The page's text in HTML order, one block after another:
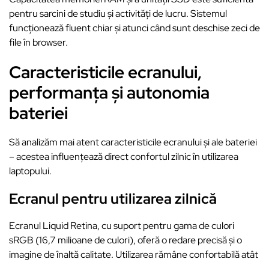
pentru sarcini de studiu și activități de lucru. Sistemul
funcționează fluent chiar și atunci când sunt deschise zeci de
file în browser.
Caracteristicile ecranului,
performanța și autonomia
bateriei
Să analizăm mai atent caracteristicile ecranului și ale bateriei
– acestea influențează direct confortul zilnic în utilizarea
laptopului.
Ecranul pentru utilizarea zilnică
Ecranul Liquid Retina, cu suport pentru gama de culori
sRGB (16,7 milioane de culori), oferă o redare precisă și o
imagine de înaltă calitate. Utilizarea rămâne confortabilă atât